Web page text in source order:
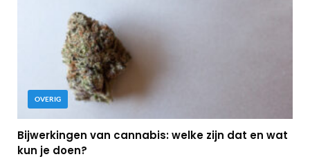
OVERIG
Bijwerkingen van cannabis: welke zijn dat en wat
kun je doen?